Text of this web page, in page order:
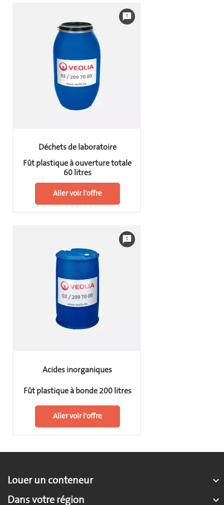
feedback
Déchets de laboratoire
Fût plastique à ouverture totale
60 litres
Aller voir l'offre
feedback
Acides inorganiques
Fût plastique à bonde 200 litres
Aller voir l'offre
Louer un conteneur 
Dans votre région 